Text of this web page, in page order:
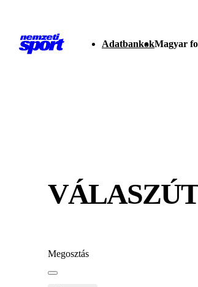
AdatbankokMagyar
Megosztás